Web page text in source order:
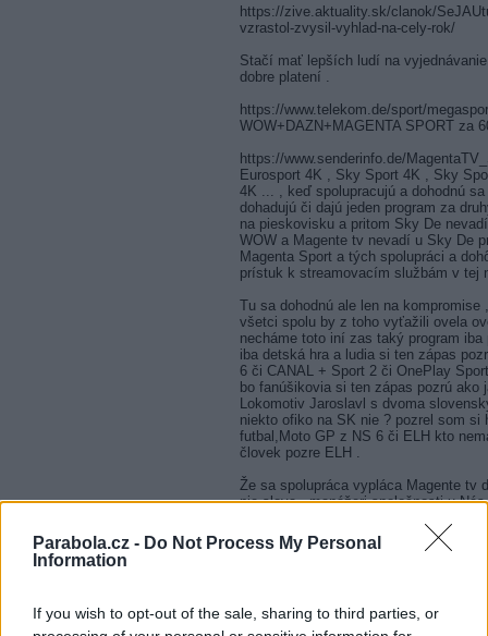
Parabola.cz - Do Not Process My Personal
Information
If you wish to opt-out of the sale, sharing to third parties, or
https://zive.aktuality.sk/clanok/
vzrastol-zvysil-vyhlad-na-cely-rok/
Stačí mať lepších ludí na
dobre platení .
https://www.telekom.de/sport/
WOW+DAZN+MAGENTA SPORT za
https://www.senderinfo.de/
Eurosport 4K , Sky Sport 4K , Sky
4K ... , keď spolupracujú a dohodnú
dohadujú či dajú jeden program za
na pieskovisku a pritom Sky De
WOW a Magente tv nevadí u Sky De
Magenta Sport a tých spolupráci a
prístuk k streamovacím službám v tej
Tu sa dohodnú ale len na kompromise
všetci spolu by z toho vyťažili ovela
necháme toto iní zas taký program
iba detská hra a ludia si ten zápas
6 či CANAL + Sport 2 či OnePlay
bo fanúšikovia si ten zápas pozrú ako
Lokomotiv Jaroslavl s dvoma
niekto ofiko na SK nie ? pozrel som si
futbal,Moto GP z NS 6 či ELH kto
človek pozre ELH .
Že sa spolupráca vypláca Magente tv
nie slova , manážeri spoločnosti u
04.06.2025, 13:06.19
Canal sport zase nic to se dalo čekat